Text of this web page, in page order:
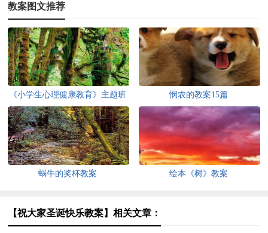
教案图文推荐
《小学生心理健康教育》主题班
会教案
悯农的教案15篇
蜗牛的奖杯教案 绘本《树》教案
【祝大家圣诞快乐教案】相关文章：